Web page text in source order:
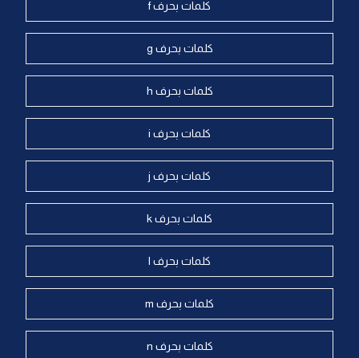
كلمات بحرف f
كلمات بحرف g
كلمات بحرف h
كلمات بحرف i
كلمات بحرف j
كلمات بحرف k
كلمات بحرف l
كلمات بحرف m
كلمات بحرف n